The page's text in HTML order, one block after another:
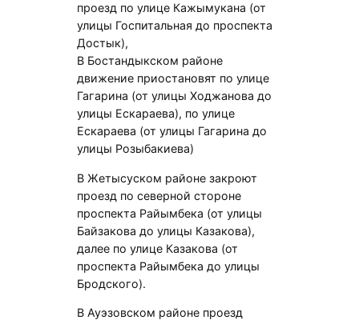
проезд по улице Кажымукана (от
улицы Госпитальная до проспекта
Достык),
В Бостандыкском районе
движение приостановят по улице
Гагарина (от улицы Ходжанова до
улицы Ескараева), по улице
Ескараева (от улицы Гагарина до
улицы Розыбакиева)
В Жетысуском районе закроют
проезд по северной стороне
проспекта Райымбека (от улицы
Байзакова до улицы Казакова),
далее по улице Казакова (от
проспекта Райымбека до улицы
Бродского).
В Ауэзовском районе проезд